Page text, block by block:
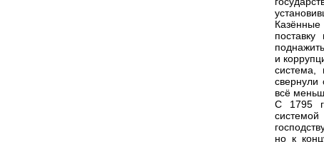
и
система,
свернули
всё
С 1795
но к